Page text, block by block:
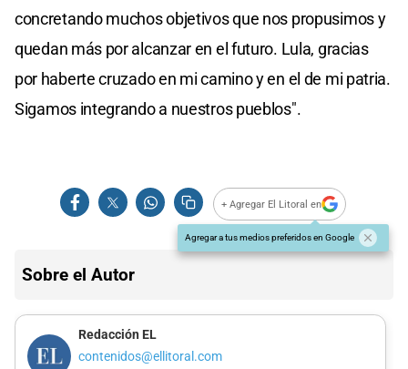
concretando muchos objetivos que nos propusimos y
quedan más por alcanzar en el futuro. Lula, gracias
por haberte cruzado en mi camino y en el de mi patria.
Sigamos integrando a nuestros pueblos".
+ Agregar El Litoral en
Agregar a tus medios preferidos en Google
Sobre el Autor
Redacción EL
contenidos@ellitoral.com